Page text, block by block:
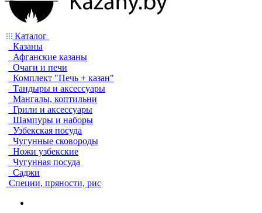
Каталог
Казаны
Афганские казаны
Очаги и печи
Комплект "Печь + казан"
Тандыры и аксессуары
Мангалы, коптильни
Грили и аксессуары
Шампуры и наборы
Узбекская посуда
Чугунные сковороды
Ножи узбекские
Чугунная посуда
Саджи
Специи, пряности, рис